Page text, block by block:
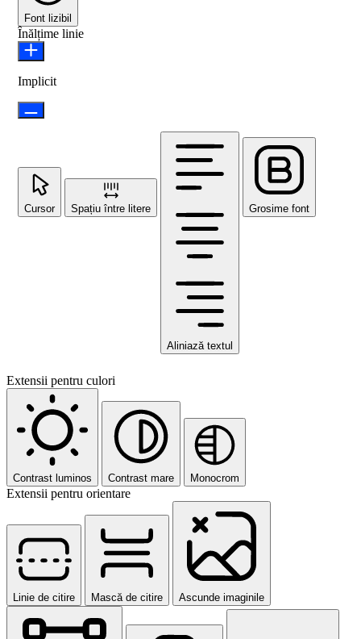
Font lizibil
Înălțime linie
Implicit
Cursor Spațiu între litere
Aliniază textul
Grosime font
Extensii pentru culori
Contrast luminos Contrast mare Monocrom
Extensii pentru orientare
Linie de citire Mască de citire Ascunde imaginile